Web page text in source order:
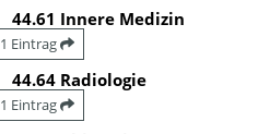
44.61 Innere Medizin
1 Eintrag
44.64 Radiologie
1 Eintrag